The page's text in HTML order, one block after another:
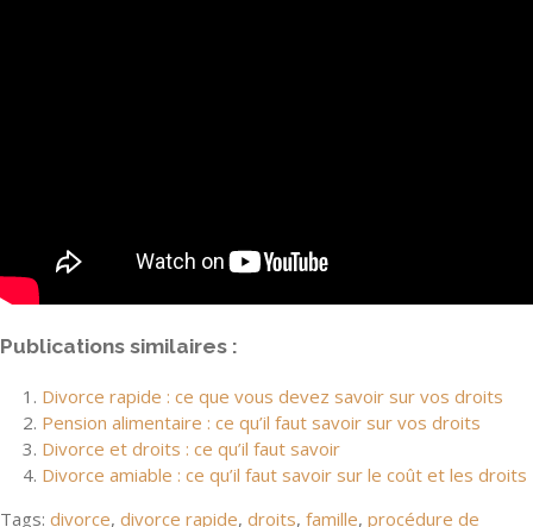
Publications similaires :
Divorce rapide : ce que vous devez savoir sur vos droits
Pension alimentaire : ce qu’il faut savoir sur vos droits
Divorce et droits : ce qu’il faut savoir
Divorce amiable : ce qu’il faut savoir sur le coût et les droits
Tags: divorce, divorce rapide, droits, famille, procédure de